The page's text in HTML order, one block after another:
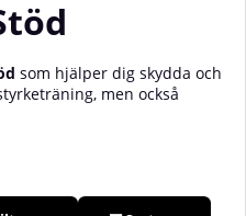
som hjälper dig skydda och
men också
kroppen, inte minst vid tung
och